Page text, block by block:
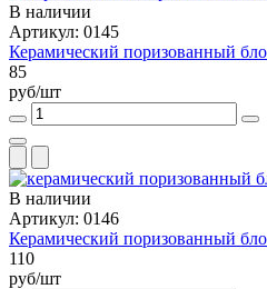
В наличии
Артикул: 0145
Керамический поризованный
85
руб/шт
В наличии
Артикул: 0146
Керамический поризованный
110
руб/шт